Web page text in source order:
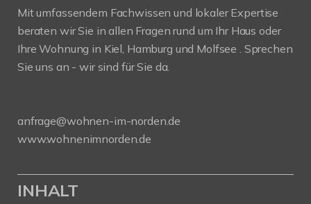
Mit umfassendem Fachwissen und lokaler Expertise
beraten wir Sie in allen Fragen rund um Ihr Haus oder
Ihre Wohnung in Kiel, Hamburg und Molfsee . Sprechen
Sie uns an - wir sind für Sie da.
anfrage@wohnen-im-norden.de
www.wohnenimnorden.de
INHALT